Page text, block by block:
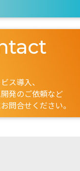
ス導入、
発のご依頼など
問合せください。